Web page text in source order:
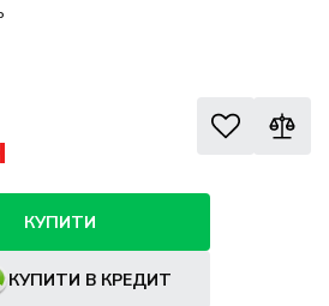
КУПИТИ
КУПИТИ В КРЕДИТ